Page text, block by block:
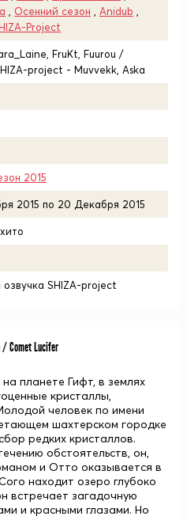
Осенний сезон Anidub
Project
FruKt, Fuurou /
project - Muvvekk, Aska
2015
2015 по 20 Декабря 2015
SHIZA-project
Comet Lucifer
планете Гифт, в землях
кристаллы,
человек по имени
шахтерском городке
редких кристаллов.
обстоятельств, он,
и Отто оказывается в
находит озеро глубоко
встречает загадочную
и красными глазами. Но